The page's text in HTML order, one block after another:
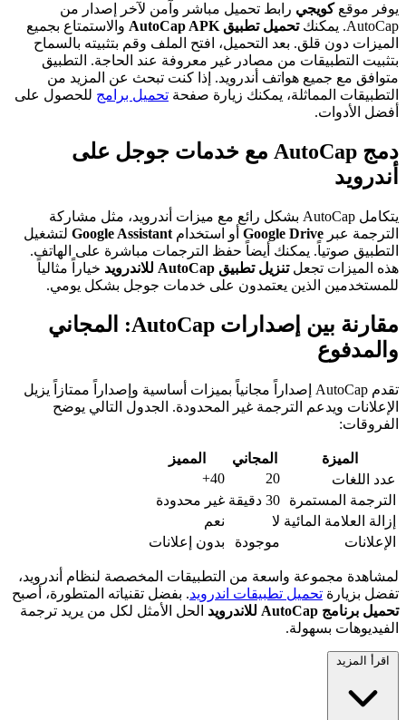
يوفر موقعكويجي رابط تحميل مباشر وآمن لآخر إصدار من
AutoCap. يمكنك
تحميل تطبيق AutoCap APK
والاستمتاع بجميع
الميزات دون قلق. بعد التحميل، افتح الملف وقم بتثبيته بالسماح
بتثبيت التطبيقات من مصادر غير معروفة عند الحاجة. التطبيق
متوافق مع جميع هواتف أندرويد. إذا كنت تبحث عن المزيد من
التطبيقات المماثلة، يمكنك زيارة صفحة تحميل برامج للحصول على
أفضل الأدوات.
دمج AutoCap مع خدمات جوجل على
أندرويد
يتكامل AutoCap بشكل رائع مع ميزات أندرويد، مثل مشاركة
الترجمة عبر Google Drive أو استخدام Google Assistant لتشغيل
التطبيق صوتياً. يمكنك أيضاً حفظ الترجمات مباشرة على الهاتف.
هذه الميزات تجعلتنزيل تطبيق AutoCap للاندرويد
خياراً مثالياً
للمستخدمين الذين يعتمدون على خدمات جوجل بشكل يومي.
مقارنة بين إصدارات AutoCap: المجاني
والمدفوع
تقدم AutoCap إصداراً مجانياً بميزات أساسية وإصداراً ممتازاً يزيل
الإعلانات ويدعم الترجمة غير المحدودة. الجدول التالي يوضح
الفروقات:
الميزة المجاني
المميز
عدد اللغات
20
40+
الترجمة المستمرة
30 دقيقة
غير محدودة
إزالة العلامة المائية لا
نعم
الإعلانات
موجودة بدون إعلانات
لمشاهدة مجموعة واسعة من التطبيقات المخصصة لنظام أندرويد،
تفضل بزيارة تحميل تطبيقات اندرويد. بفضل تقنياته المتطورة، أصبح
تحميل برنامج AutoCap للاندرويد
الحل الأمثل لكل من يريد ترجمة
الفيديوهات بسهولة.
اقرأ المزيد